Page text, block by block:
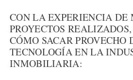
CON LA EXPERIENCIA DE
PROYECTOS
CÓMO SACAR PROVECHO
TECNOLOGÍA EN LA
INMOBILIARIA: